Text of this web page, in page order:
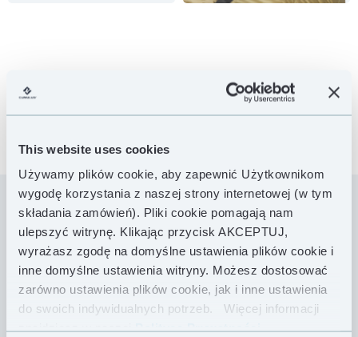
This website uses cookies
Używamy plików cookie, aby zapewnić Użytkownikom
wygodę korzystania z naszej strony internetowej (w tym
składania zamówień). Pliki cookie pomagają nam
ulepszyć witrynę. Klikając przycisk AKCEPTUJ,
wyrażasz zgodę na domyślne ustawienia plików cookie i
inne domyślne ustawienia witryny. Możesz dostosować
zarówno ustawienia plików cookie, jak i inne ustawienia
do swoich indywidualnych potrzeb.
Więcej informacji
znajdziesz w naszejPolityce Prywatności .
Czapka puchowa Sleeping Down Hood w swojej
formie przypomina kaptur, dzięki czemu świetnie
izoluje nie tylko głowę, ale także kark i szyję. Jest
bardzo ciepła i idealnie sprawdzi się podczas nocy w
hamaku lub quilcie przy ekstremalnie niskich